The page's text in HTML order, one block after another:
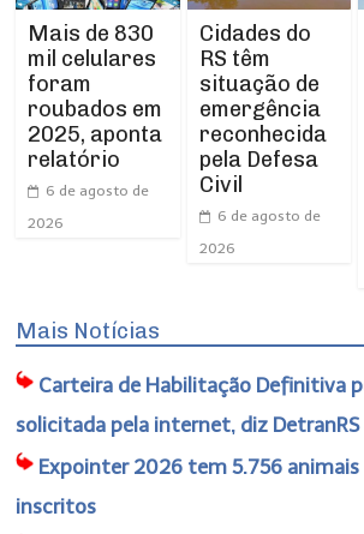
Mais de 830
mil celulares
foram
roubados em
2025, aponta
relatório
6 de agosto de
2026
Cidades do
RS têm
situação de
emergência
reconhecida
pela Defesa
Civil
6 de agosto de
2026
Mais Notícias
Carteira de Habilitação Definitiva
solicitada pela internet, diz DetranRS
Expointer 2026 tem 5.756 animais
inscritos